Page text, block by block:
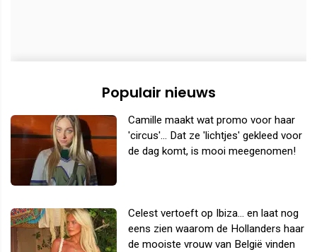
Populair nieuws
Camille maakt wat promo voor haar
'circus'... Dat ze 'lichtjes' gekleed voor
de dag komt, is mooi meegenomen!
Celest vertoeft op Ibiza... en laat nog
eens zien waarom de Hollanders haar
de mooiste vrouw van België vinden